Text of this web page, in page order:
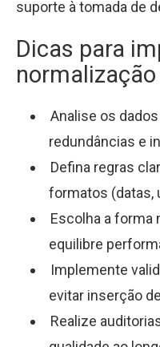
suporte à tomada de
Dicas para
Analise os
redundâncias e
Defina regras
formatos (datas,
Escolha a forma
equilibre
Implemente
evitar inserção
Realize